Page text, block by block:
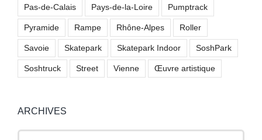
Pas-de-Calais Pays-de-la-Loire Pumptrack
Pyramide Rampe Rhône-Alpes Roller
Savoie Skatepark Skatepark Indoor SoshPark
Soshtruck Street Vienne Œuvre artistique
ARCHIVES